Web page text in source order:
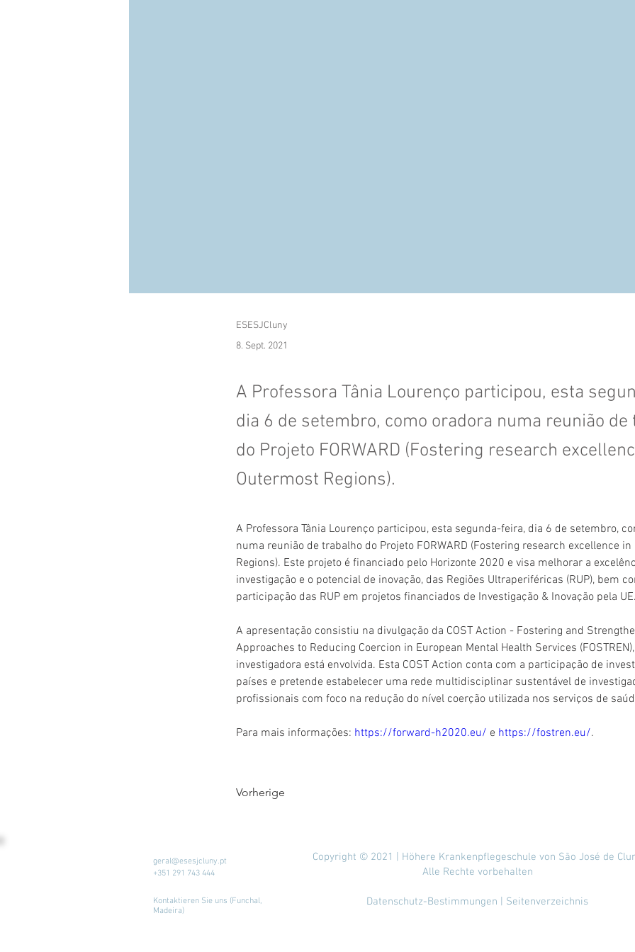
ESESJCluny
8. Sept. 2021
A Professora Tânia Lourenço participou, esta
dia 6 de setembro, como oradora numa reunião de
do Projeto FORWARD (Fostering research
Outermost Regions).
A Professora Tânia Lourenço participou, esta segunda-feira, dia 6 de setembro,
numa reunião de trabalho do Projeto FORWARD (Fostering research excellence
Regions). Este projeto é financiado pelo Horizonte 2020 e visa melhorar a
investigação e o potencial de inovação, das Regiões Ultraperiféricas (RUP), bem
participação das RUP em projetos financiados de Investigação & Inovação pela
A apresentação consistiu na divulgação da COST Action - Fostering and
Approaches to Reducing Coercion in European Mental Health Services
investigadora está envolvida. Esta COST Action conta com a participação de
países e pretende estabelecer uma rede multidisciplinar sustentável de
profissionais com foco na redução do nível coerção utilizada nos serviços de
Para mais informações: https://forward-h2020.eu/ e https://fostren.eu/.
Vorherige
geral@esesjcluny.pt
+351 291 743 444
Kontaktieren Sie uns (Funchal,
Madeira)
Copyright © 2021 | Höhere Krankenpflegeschule von São José de
Alle Rechte vorbehalten
Datenschutz-Bestimmungen | Seitenverzeichnis